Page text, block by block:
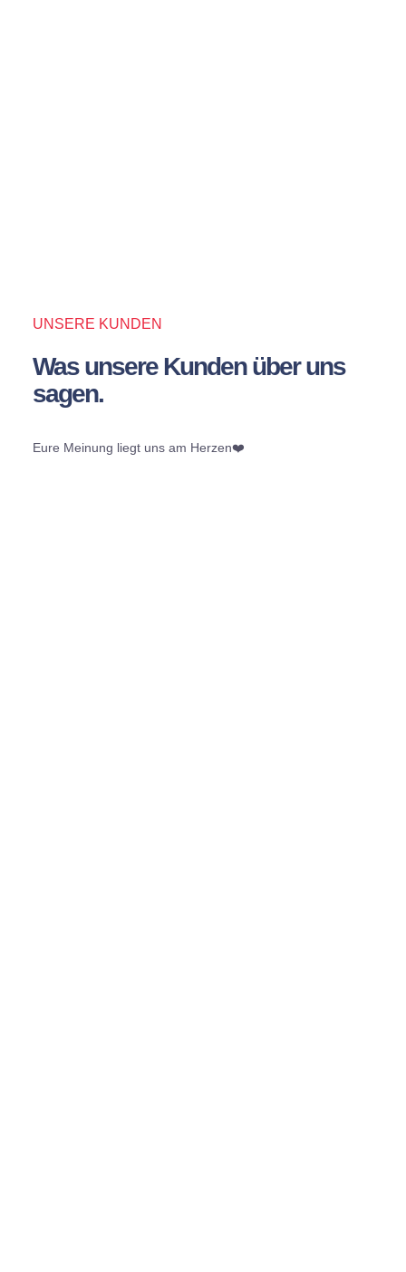
UNSERE KUNDEN
Was unsere Kunden über uns
sagen.
Eure Meinung liegt uns am Herzen❤️